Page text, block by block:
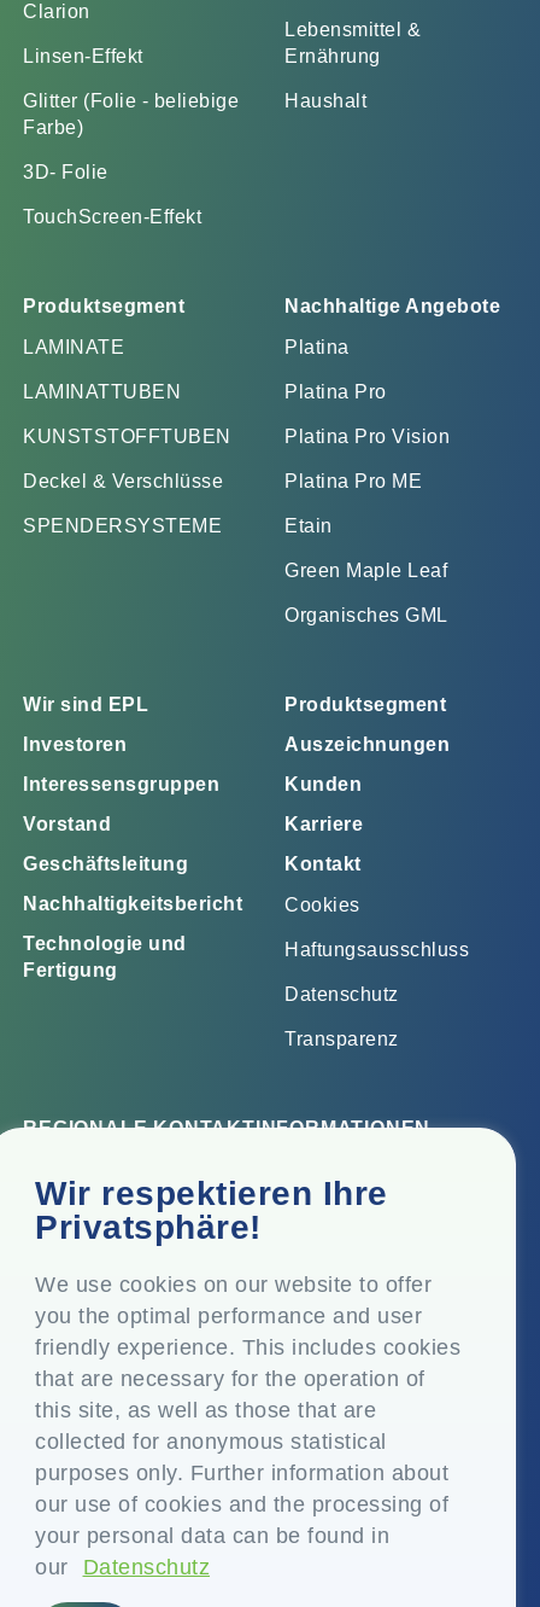
Wir respektieren Ihre
Privatsphäre!
We use cookies on our website to offer
you the optimal performance and user
friendly experience. This includes cookies
that are necessary for the operation of
this site, as well as those that are
collected for anonymous statistical
purposes only. Further information about
our use of cookies and the processing of
your personal data can be found in
our
Datenschutz
Clarion
Linsen-Effekt
Glitter (Folie - beliebige
Farbe)
3D- Folie
TouchScreen-Effekt
Lebensmittel &
Ernährung
Haushalt
Produktsegment
LAMINATE
LAMINATTUBEN
KUNSTSTOFFTUBEN
Deckel & Verschlüsse
SPENDERSYSTEME
Nachhaltige Angebote
Platina
Platina Pro
Platina Pro Vision
Platina Pro ME
Etain
Green Maple Leaf
Organisches GML
Wir sind EPL
Investoren
Interessensgruppen
Vorstand
Geschäftsleitung
Nachhaltigkeitsbericht
Technologie und
Fertigung
Produktsegment
Auszeichnungen
Kunden
Karriere
Kontakt
Cookies
Haftungsausschluss
Datenschutz
Transparenz
REGIONALE KONTAKTINFORMATIONEN
Firmensitz
Top Floor, Times Tower, Kamala City, Senapati Bapat
Marg, Lower Parel, Mumbai - 400 013, Maharashtra,
Eingetragener Sitz
P.O. Vasind, Taluka Shahapur, Dist. Thane - 421 604,
Maharashtra Indien
+91-22-24819000
info@eplglobal.com
German